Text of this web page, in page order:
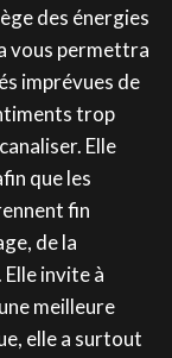
des énergies
vous permettra
imprévues de
trop
Elle
que les
fin
de la
invite à
meilleure
elle a surtout